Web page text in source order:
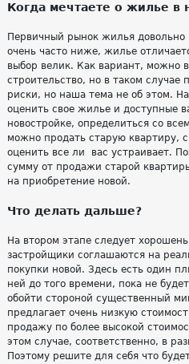
Когда мечтаете о жилье в
Первичный рынок жилья довольно
очень часто ниже, жилье
выбор велик. Как вариант, можно
строительство, но в таком случае
риски, но наша тема не об этом.
оценить свое жилье и доступные
новостройке, определиться со
можно продать старую квартиру,
оценить все ли вас устраивает.
сумму от продажи старой
на приобретение новой.
Что делать дальше?
На втором этапе следует
застройщики соглашаются на
покупки новой. Здесь есть один
ней до того времени, пока не
обойти стороной существенный
предлагает очень низкую
продажу по более высокой
этом случае, соответственно, в
Поэтому решите для себя что